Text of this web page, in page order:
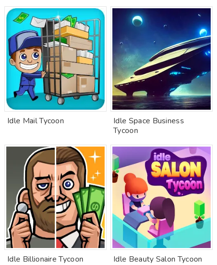
Idle Mail Tycoon
Idle Space Business
Tycoon
Idle Billionaire Tycoon Idle Beauty Salon Tycoon